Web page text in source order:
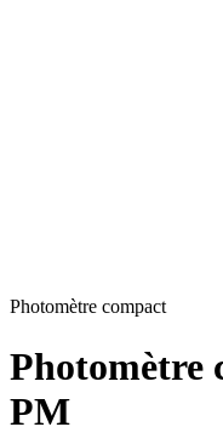
Photomètre compact
Photomètre
PM